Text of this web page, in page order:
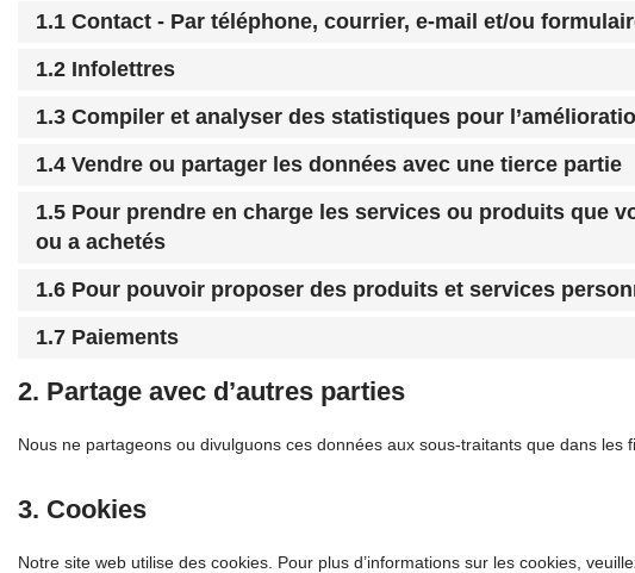
1.1 Contact - Par téléphone, courrier, e-mail et/ou
1.2 Infolettres
1.3 Compiler et analyser des statistiques pour
1.4 Vendre ou partager les données avec une tierce partie
1.5 Pour prendre en charge les services ou produits que
ou a achetés
1.6 Pour pouvoir proposer des produits et services
1.7 Paiements
2. Partage avec d’autres parties
Nous ne partageons ou divulguons ces données aux sous-traitants que dans les
3. Cookies
Notre site web utilise des cookies. Pour plus d’informations sur les cookies,